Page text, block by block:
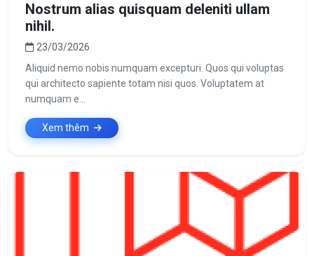
Nostrum alias quisquam deleniti ullam
nihil.
23/03/2026
Aliquid nemo nobis numquam excepturi. Quos qui voluptas
qui architecto sapiente totam nisi quos. Voluptatem at
numquam e...
Xem thêm